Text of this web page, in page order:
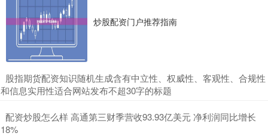
炒股配资门户推荐指南
​股指期货配资知识随机生成含有中立性、权威性、客观性、合规性
和信息实用性适合网站发布不超30字的标题
​配资炒股怎么样 高通第三财季营收93.93亿美元 净利润同比增长
18%